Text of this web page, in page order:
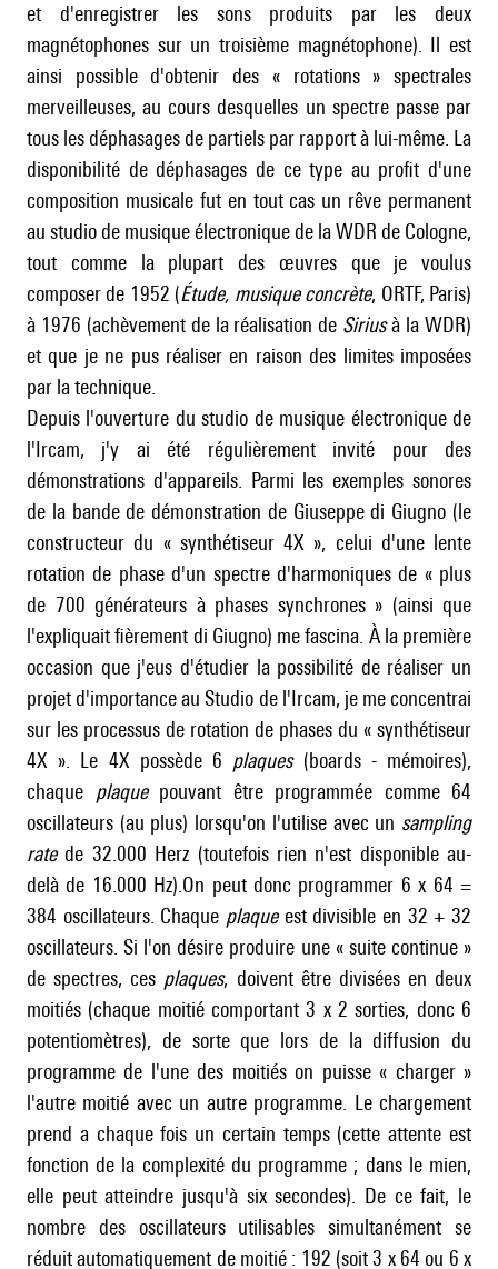
et d'enregistrer les sons produits par les deux
magnétophones sur un troisième magnétophone). Il est
ainsi possible d'obtenir des « rotations » spectrales
merveilleuses, au cours desquelles un spectre passe par
tous les déphasages de partiels par rapport à lui-même. La
disponibilité de déphasages de ce type au profit d'une
composition musicale fut en tout cas un rêve permanent
au studio de musique électronique de la WDR de Cologne,
tout comme la plupart des œuvres que je voulus
composer de 1952 (Étude, musique concrète, ORTF, Paris)
à 1976 (achèvement de la réalisation de Siriusà la WDR)
et que je ne pus réaliser en raison des limites imposées
par la technique.
Depuis l'ouverture du studio de musique électronique de
l'Ircam, j'y ai été régulièrement invité pour des
démonstrations d'appareils. Parmi les exemples sonores
de la bande de démonstration de Giuseppe di Giugno (le
constructeur du « synthétiseur 4X », celui d'une lente
rotation de phase d'un spectre d'harmoniques de « plus
de 700 générateurs à phases synchrones » (ainsi que
l'expliquait fièrement di Giugno) me fascina. À la première
occasion que j'eus d'étudier la possibilité de réaliser un
projet d'importance au Studio de l'Ircam, je me concentrai
sur les processus de rotation de phases du « synthétiseur
4X ». Le 4X possède 6 plaques(boards - mémoires),
chaque plaquepouvant être programmée comme 64
oscillateurs (au plus) lorsqu'on l'utilise avec un sampling
ratede 32.000 Herz (toutefois rien n'est disponible au-
delà de 16.000 Hz).On peut donc programmer 6 x 64 =
384 oscillateurs. Chaque plaqueest divisible en 32 + 32
oscillateurs. Si l'on désire produire une « suite continue »
de spectres, ces plaques, doivent être divisées en deux
moitiés (chaque moitié comportant 3 x 2 sorties, donc 6
potentiomètres), de sorte que lors de la diffusion du
programme de l'une des moitiés on puisse « charger »
l'autre moitié avec un autre programme. Le chargement
prend a chaque fois un certain temps (cette attente est
fonction de la complexité du programme ; dans le mien,
elle peut atteindre jusqu'à six secondes). De ce fait, le
nombre des oscillateurs utilisables simultanément se
réduit automatiquement de moitié : 192 (soit 3 x 64 ou 6 x